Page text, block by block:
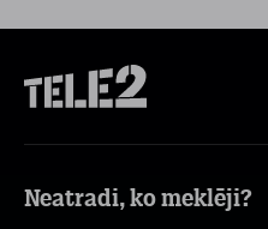
Neatradi, ko meklēji?